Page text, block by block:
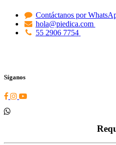
Contáctanos por
hola@piedica.com
55 2906 7754
Síganos